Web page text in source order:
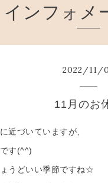
インフォメ
2022/11/
11月のお
近づいていますが、
す(^^)
うどいい季節ですね☆